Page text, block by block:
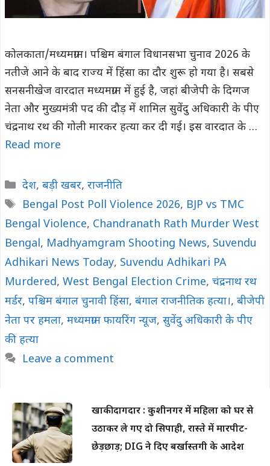
कोलकाता/मध्यमग्राम। पश्चिम बंगाल विधानसभा चुनाव 2026 के
नतीजे आने के बाद राज्य में हिंसा का दौर शुरू हो गया है। सबसे
सनसनीखेज वारदात मध्यमग्राम में हुई है, जहां बीजेपी के दिग्गज
नेता और मुख्यमंत्री पद की दौड़ में शामिल सुवेंदु अधिकारी के पीए
चंद्रनाथ रथ की गोली मारकर हत्या कर दी गई। इस वारदात के …
Read more
Categories
देश, बड़ी खबर, राजनीति
Tags
Bengal Post Poll Violence 2026, BJP vs TMC
Bengal Violence, Chandranath Rath Murder West
Bengal, Madhyamgram Shooting News, Suvendu
Adhikari News Today, Suvendu Adhikari PA
Murdered, West Bengal Election Crime, चंद्रनाथ रथ
मर्डर, पश्चिम बंगाल चुनावी हिंसा, बंगाल राजनीतिक हत्या।, बीजेपी
नेता पर हमला, मध्यमग्राम फायरिंग न्यूज, सुवेंदु अधिकारी के पीए
की हत्या
Leave a comment
खाकी दागदार : कुशीनगर में महिला को घर से
उठाकर ले गए दो सिपाही, रास्ते में मारपीट-
छेड़छाड़; DIG ने दिए बर्खास्तगी के आदेश